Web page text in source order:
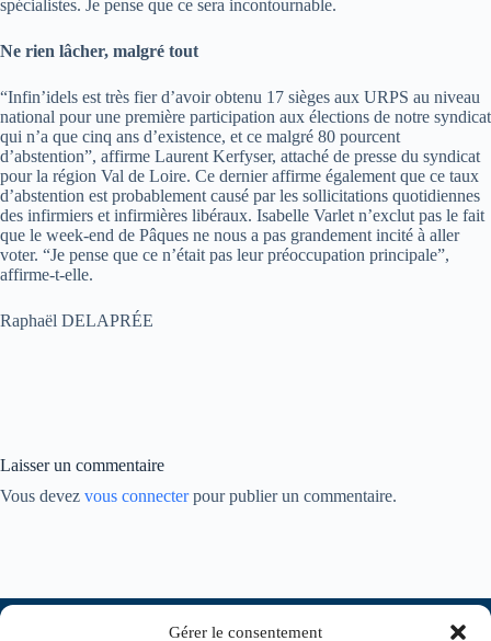
Gérer le consentement
spécialistes. Je pense que ce sera incontournable.
Ne rien lâcher, malgré tout
“Infin’idels est très fier d’avoir obtenu 17 sièges aux URPS au niveau
national pour une première participation aux élections de notre syndicat
qui n’a que cinq ans d’existence, et ce malgré 80 pourcent
d’abstention”, affirme Laurent Kerfyser, attaché de presse du syndicat
pour la région Val de Loire. Ce dernier affirme également que ce taux
d’abstention est probablement causé par les sollicitations quotidiennes
des infirmiers et infirmières libéraux. Isabelle Varlet n’exclut pas le fait
que le week-end de Pâques ne nous a pas grandement incité à aller
voter. “Je pense que ce n’était pas leur préoccupation principale”,
affirme-t-elle.
Raphaël DELAPRÉE
Laisser un commentaire
Vous devez vous connecterpour publier un commentaire.